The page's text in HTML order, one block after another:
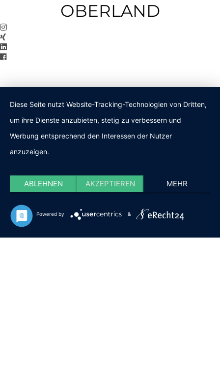
OBERLAND
Diese Seite nutzt Website-Tracking-Technologien von Dritten,
um ihre Dienste anzubieten, stetig zu verbessern und
Werbung entsprechend den Interessen der Nutzer
anzuzeigen.
ABLEHNEN AKZEPTIEREN MEHR
Powered by &